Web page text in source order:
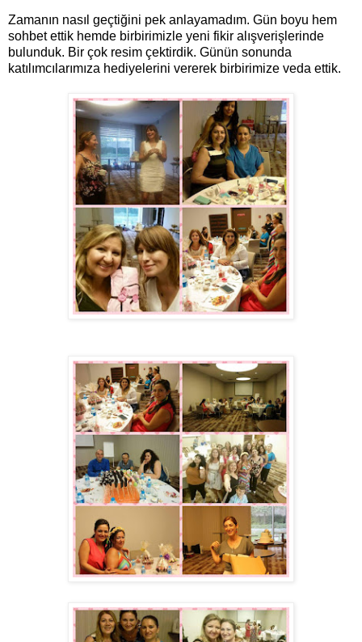
Zamanın nasıl geçtiğini pek anlayamadım. Gün boyu hem
sohbet ettik hemde birbirimizle yeni fikir alışverişlerinde
bulunduk. Bir çok resim çektirdik. Günün sonunda
katılımcılarımıza hediyelerini vererek birbirimize veda ettik.